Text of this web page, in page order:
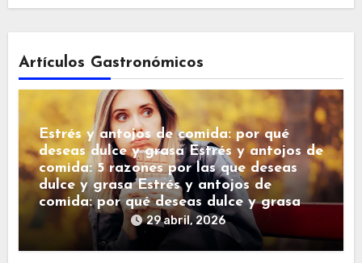
Artículos Gastronómicos
Estrés y antojos de comida: por qué
deseas dulce y grasa Estrés y antojos de
comida: 5 razones por las que deseas
dulce y grasa Estrés y antojos de
comida: por qué deseas dulce y grasa
29 abril, 2026